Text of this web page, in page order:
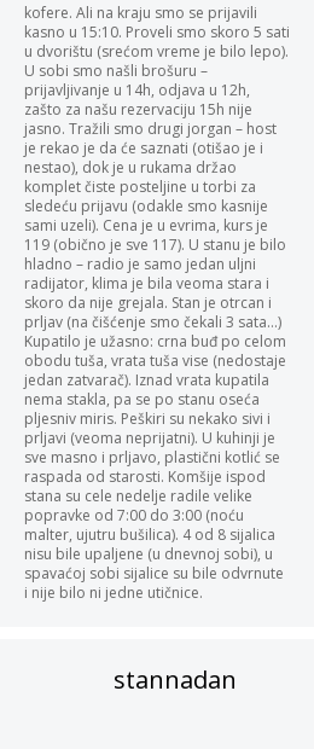
kofere. Ali na kraju smo se prijavili
kasno u 15:10. Proveli smo skoro 5 sati
u dvorištu (srećom vreme je bilo lepo).
U sobi smo našli brošuru –
prijavljivanje u 14h, odjava u 12h,
zašto za našu rezervaciju 15h nije
jasno. Tražili smo drugi jorgan – host
je rekao je da će saznati (otišao je i
nestao), dok je u rukama držao
komplet čiste posteljine u torbi za
sledeću prijavu (odakle smo kasnije
sami uzeli). Cena je u evrima, kurs je
119 (obično je sve 117). U stanu je bilo
hladno – radio je samo jedan uljni
radijator, klima je bila veoma stara i
skoro da nije grejala. Stan je otrcan i
prljav (na čišćenje smo čekali 3 sata…)
Kupatilo je užasno: crna buđ po celom
obodu tuša, vrata tuša vise (nedostaje
jedan zatvarač). Iznad vrata kupatila
nema stakla, pa se po stanu oseća
pljesniv miris. Peškiri su nekako sivi i
prljavi (veoma neprijatni). U kuhinji je
sve masno i prljavo, plastični kotlić se
raspada od starosti. Komšije ispod
stana su cele nedelje radile velike
popravke od 7:00 do 3:00 (noću
malter, ujutru bušilica). 4 od 8 sijalica
nisu bile upaljene (u dnevnoj sobi), u
spavaćoj sobi sijalice su bile odvrnute
i nije bilo ni jedne utičnice.
stannadan